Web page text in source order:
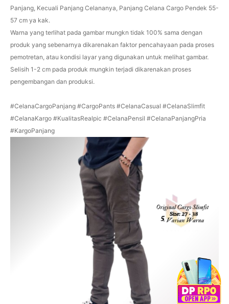
Panjang, Kecuali Panjang Celananya, Panjang Celana Cargo Pendek 55-
57 cm ya kak.
Warna yang terlihat pada gambar mungkn tidak 100% sama dengan
produk yang sebenarnya dikarenakan faktor pencahayaan pada proses
pemotretan, atau kondisi layar yang digunakan untuk melihat gambar.
Selisih 1-2 cm pada produk mungkin terjadi dikarenakan proses
pengembangan dan produksi.
#CelanaCargoPanjang #CargoPants #CelanaCasual #CelanaSlimfit
#CelanaKargo #KualitasRealpic #CelanaPensil #CelanaPanjangPria
#KargoPanjang